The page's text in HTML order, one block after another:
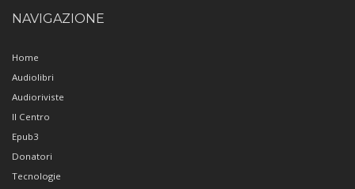
NAVIGAZIONE
Home
Audiolibri
Audioriviste
Il Centro
Epub3
Donatori
Tecnologie